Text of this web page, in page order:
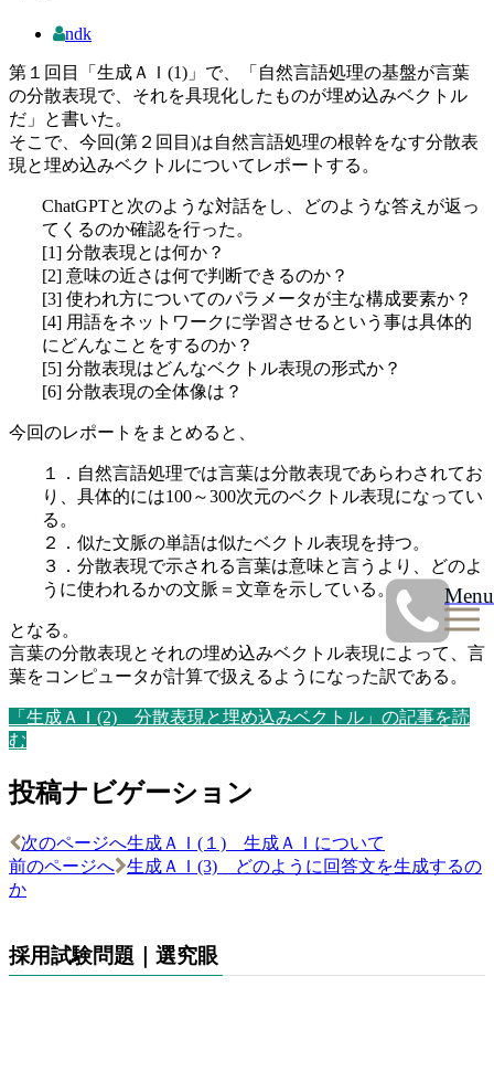
Menu
ndk
第１回目「生成ＡＩ(1)」で、「自然言語処理の基盤が言葉
の分散表現で、それを具現化したものが埋め込みベクトル
だ」と書いた。
そこで、今回(第２回目)は自然言語処理の根幹をなす分散表
現と埋め込みベクトルについてレポートする。
ChatGPTと次のような対話をし、どのような答えが返っ
てくるのか確認を行った。
[1] 分散表現とは何か？
[2] 意味の近さは何で判断できるのか？
[3] 使われ方についてのパラメータが主な構成要素か？
[4] 用語をネットワークに学習させるという事は具体的
にどんなことをするのか？
[5] 分散表現はどんなベクトル表現の形式か？
[6] 分散表現の全体像は？
今回のレポートをまとめると、
１．自然言語処理では言葉は分散表現であらわされてお
り、具体的には100～300次元のベクトル表現になってい
る。
２．似た文脈の単語は似たベクトル表現を持つ。
３．分散表現で示される言葉は意味と言うより、どのよ
うに使われるかの文脈＝文章を示している。
となる。
言葉の分散表現とそれの埋め込みベクトル表現によって、言
葉をコンピュータが計算で扱えるようになった訳である。
「生成ＡＩ(2) 分散表現と埋め込みベクトル」の記事を読
む
投稿ナビゲーション
次のページへ生成ＡＩ(１) 生成ＡＩについて
前のページへ
生成ＡＩ(3) どのように回答文を生成するの
か
採用試験問題｜選究眼